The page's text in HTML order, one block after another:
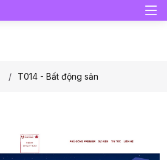
T014 - Bất động sản